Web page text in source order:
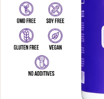
PROTÉINES EN
Whey
Whey
la vanille
Whey